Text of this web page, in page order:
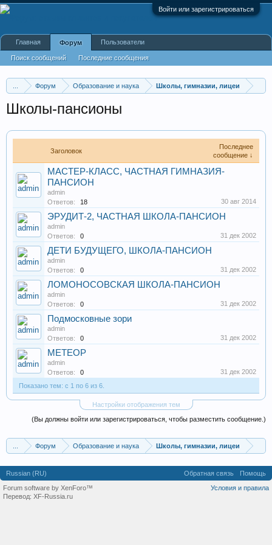
Войти или зарегистрироваться
Форум Образование и наука Школы, гимназии, лицеи
Школы-пансионы
Заголовок
Последнее
сообщение ↓
МАСТЕР-КЛАСС, ЧАСТНАЯ ГИМНАЗИЯ-
ПАНСИОН
admin
Ответов:
18 30 авг 2014
ЭРУДИТ-2, ЧАСТНАЯ ШКОЛА-ПАНСИОН
admin
Ответов:
0 31 дек 2002
ДЕТИ БУДУЩЕГО, ШКОЛА-ПАНСИОН
admin
Ответов:
0 31 дек 2002
ЛОМОНОСОВСКАЯ ШКОЛА-ПАНСИОН
admin
Ответов:
0 31 дек 2002
Подмосковные зори
admin
Ответов:
0 31 дек 2002
МЕТЕОР
admin
Ответов:
0
31 дек 2002
Показано тем: с 1 по 6 из 6.
Настройки отображения тем
(Вы должны войти или зарегистрироваться, чтобы разместить сообщение.)
Форум Образование и наука Школы, гимназии, лицеи
Главная Форум
Поиск сообщений Последние сообщения
Пользователи
Russian (RU) Обратная связь
Помощь
Условия и правила
Forum software by XenForo™
Перевод: XF-Russia.ru